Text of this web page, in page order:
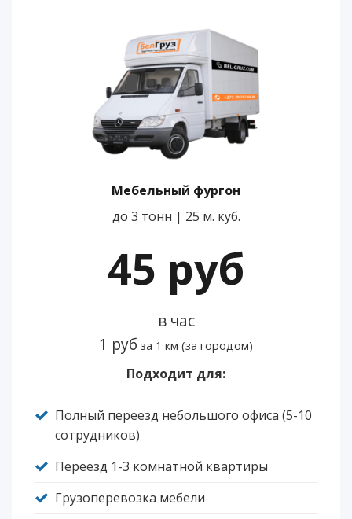
Мебельный фургон
до 3 тонн | 25 м. куб.
45 руб
в час
1 руб за 1 км (за городом)
Подходит для:
Полный переезд небольшого офиса (5-10
сотрудников)
Переезд 1-3 комнатной квартиры
Грузоперевозка мебели